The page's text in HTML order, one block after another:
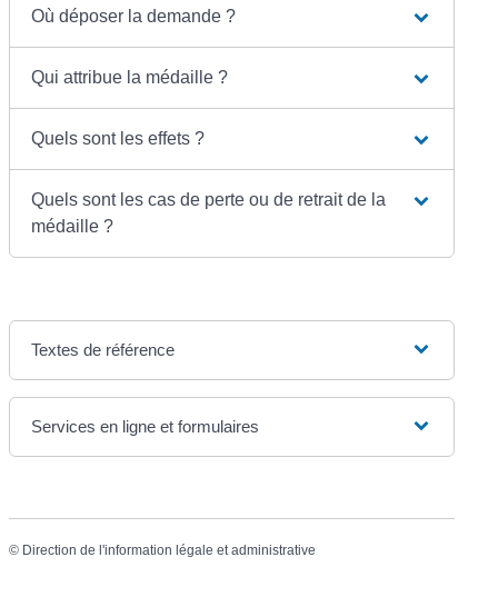
Où déposer la demande ?
Qui attribue la médaille ?
Quels sont les effets ?
Quels sont les cas de perte ou de retrait de la
médaille ?
Textes de référence
Services en ligne et formulaires
© Direction de l'information légale et administrative